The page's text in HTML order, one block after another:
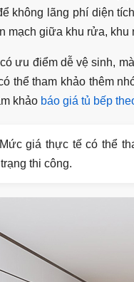
không lãng phí diện
mạch giữa khu rửa, khu
ưu điểm dễ vệ sinh,
thể tham khảo thêm
khảo báo giá tủ bếp
giá thực tế có thể
thi công.